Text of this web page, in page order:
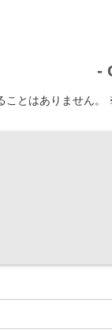
-
とはありません。